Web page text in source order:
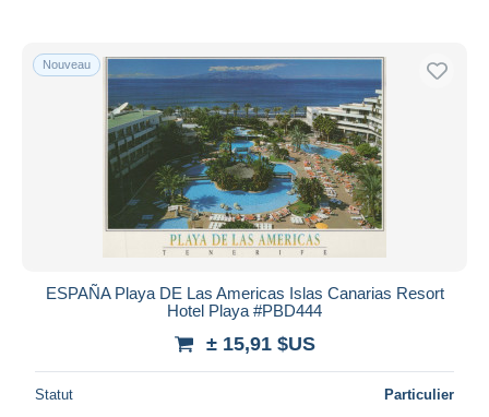
Nouveau
ESPAÑA Playa DE Las Americas Islas Canarias Resort
Hotel Playa #PBD444
± 15,91 $US
Statut Particulier